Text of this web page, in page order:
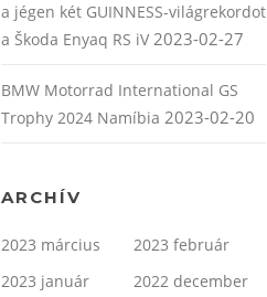
a jégen két GUINNESS-világrekordot
a Škoda Enyaq RS iV 2023-02-27
BMW Motorrad International GS
Trophy 2024 Namíbia 2023-02-20
ARCHÍV
2023 március
2023 február
2023 január
2022 december